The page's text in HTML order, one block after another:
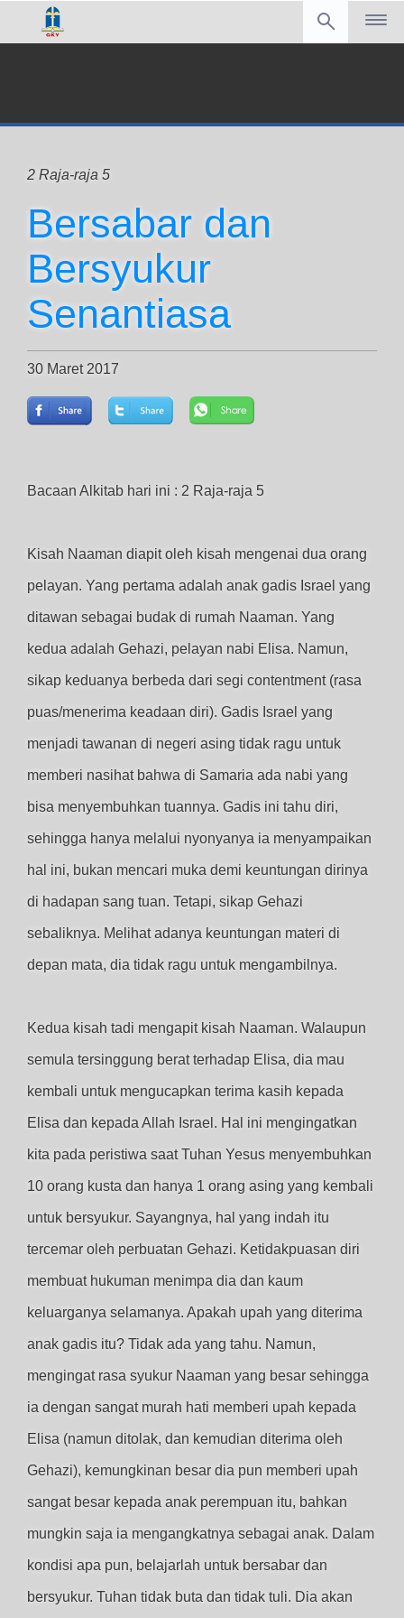
2 Raja-raja 5
Bersabar dan
Bersyukur
Senantiasa
30 Maret 2017
Bacaan Alkitab hari ini : 2 Raja-raja 5
Kisah Naaman diapit oleh kisah mengenai dua orang
pelayan. Yang pertama adalah anak gadis Israel yang
ditawan sebagai budak di rumah Naaman. Yang
kedua adalah Gehazi, pelayan nabi Elisa. Namun,
sikap keduanya berbeda dari segi contentment (rasa
puas/menerima keadaan diri). Gadis Israel yang
menjadi tawanan di negeri asing tidak ragu untuk
memberi nasihat bahwa di Samaria ada nabi yang
bisa menyembuhkan tuannya. Gadis ini tahu diri,
sehingga hanya melalui nyonyanya ia menyampaikan
hal ini, bukan mencari muka demi keuntungan dirinya
di hadapan sang tuan. Tetapi, sikap Gehazi
sebaliknya. Melihat adanya keuntungan materi di
depan mata, dia tidak ragu untuk mengambilnya.
Kedua kisah tadi mengapit kisah Naaman. Walaupun
semula tersinggung berat terhadap Elisa, dia mau
kembali untuk mengucapkan terima kasih kepada
Elisa dan kepada Allah Israel. Hal ini mengingatkan
kita pada peristiwa saat Tuhan Yesus menyembuhkan
10 orang kusta dan hanya 1 orang asing yang kembali
untuk bersyukur. Sayangnya, hal yang indah itu
tercemar oleh perbuatan Gehazi. Ketidakpuasan diri
membuat hukuman menimpa dia dan kaum
keluarganya selamanya. Apakah upah yang diterima
anak gadis itu? Tidak ada yang tahu. Namun,
mengingat rasa syukur Naaman yang besar sehingga
ia dengan sangat murah hati memberi upah kepada
Elisa (namun ditolak, dan kemudian diterima oleh
Gehazi), kemungkinan besar dia pun memberi upah
sangat besar kepada anak perempuan itu, bahkan
mungkin saja ia mengangkatnya sebagai anak. Dalam
kondisi apa pun, belajarlah untuk bersabar dan
bersyukur. Tuhan tidak buta dan tidak tuli. Dia akan